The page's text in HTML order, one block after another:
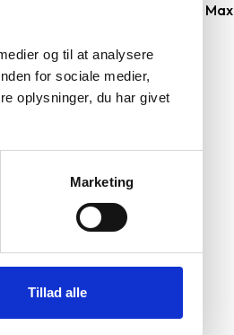
og til at analysere
for sociale medier,
oplysninger, du har givet
Marketing
Tillad alle
Apple iPhone 17 Pro Max